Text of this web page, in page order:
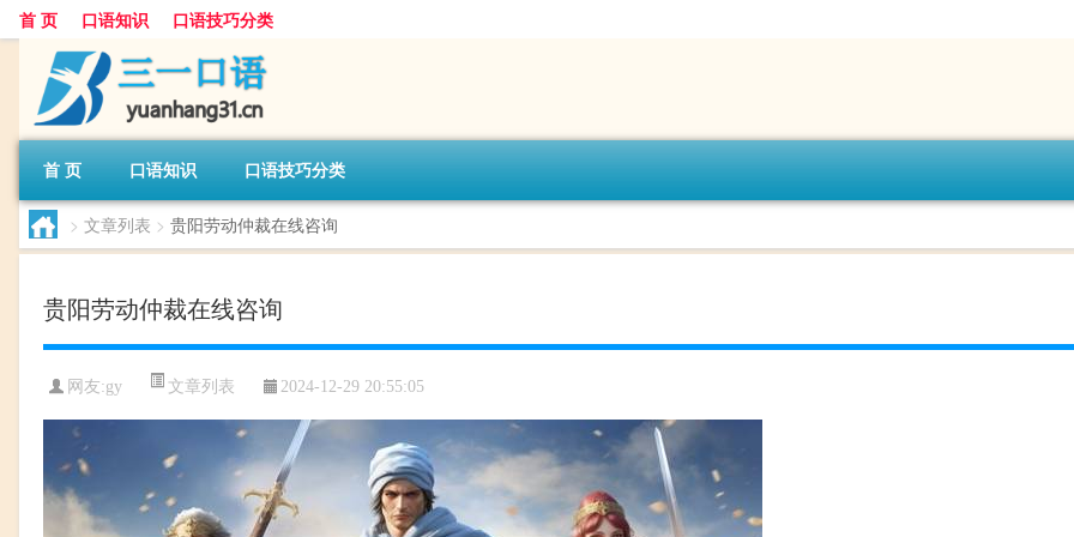
首 页 口语知识 口语技巧分类
首 页 口语知识 口语技巧分类
> 文章列表 > 贵阳劳动仲裁在线咨询
贵阳劳动仲裁在线咨询
网友:gy 文章列表 2024-12-29 20:55:05